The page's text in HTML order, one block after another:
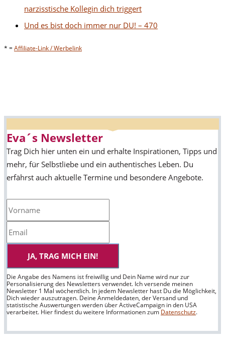
narzisstische Kollegin dich triggert
Und es bist doch immer nur DU! – 470
* =Affiliate-Link / Werbelink
Eva´s Newsletter
Trag Dich hier unten ein und erhalte Inspirationen, Tipps und
mehr, für Selbstliebe und ein authentisches Leben. Du
erfährst auch aktuelle Termine und besondere Angebote.
JA, TRAG MICH EIN!
Die Angabe des Namens ist freiwillig und Dein Name wird nur zur
Personalisierung des Newsletters verwendet. Ich versende meinen
Newsletter 1 Mal wöchentlich. In jedem Newsletter hast Du die Möglichkeit,
Dich wieder auszutragen. Deine Anmeldedaten, der Versand und
statistische Auswertungen werden über ActiveCampaign in den USA
verarbeitet. Hier findest du weitere Informationen zum Datenschutz.